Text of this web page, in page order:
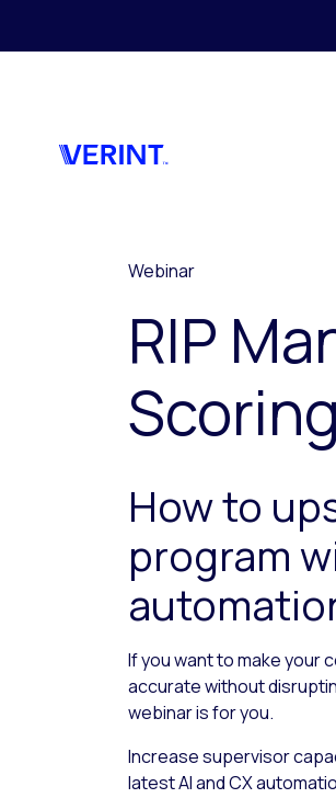
Webinar
RIP
Scoring
How to
program
If you want to make your
accurate without
webinar is for you.
Increase supervisor
latest AI and CX